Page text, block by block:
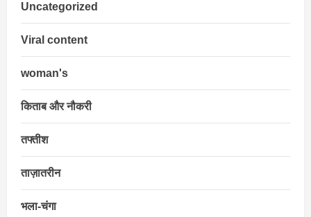
Uncategorized
Viral content
woman's
किताब और नौकरी
तफ्तीश
ताज़ातरीन
भला-चंगा